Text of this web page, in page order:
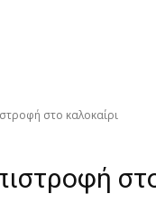
στο καλοκαίρι